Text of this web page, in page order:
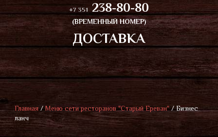
+7 351 238-80-80
(ВРЕМЕННЫЙ НОМЕР)
ДОСТАВКА
Главная/Меню сети ресторанов "Старый Ереван"/Бизнес
ланч